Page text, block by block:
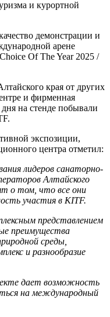
и курортной
демонстрации и
арене
Of The Year 2025 /
края от других
и фирменная
на стенде побывали
экспозиции,
центра отметил:
лидеров санаторно-
Алтайского
о том, что все они
участия в KITF.
представлением
преимущества
среды,
и разнообразие
дает возможность
на международный